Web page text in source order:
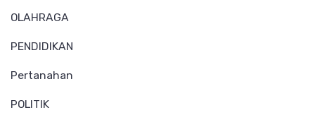
OLAHRAGA
PENDIDIKAN
Pertanahan
POLITIK